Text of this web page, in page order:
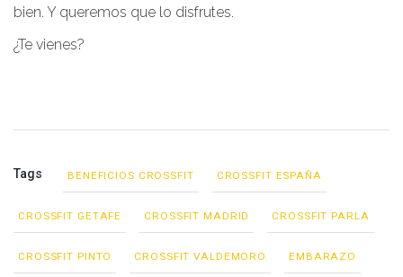
bien. Y queremos que lo disfrutes.
¿Te vienes?
Tags BENEFICIOS CROSSFIT CROSSFIT ESPAÑA
CROSSFIT GETAFE CROSSFIT MADRID CROSSFIT PARLA
CROSSFIT PINTO CROSSFIT VALDEMORO EMBARAZO